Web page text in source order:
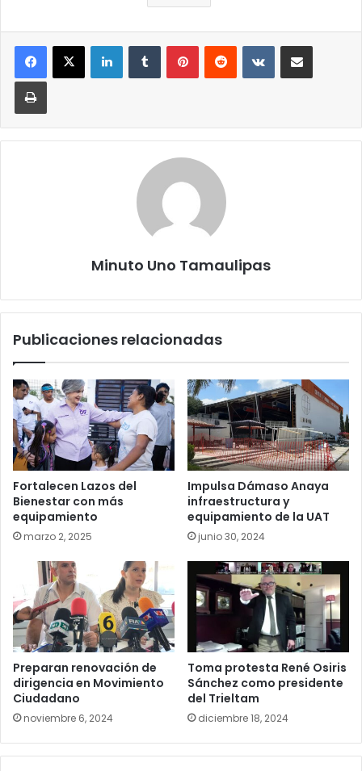
LinkedInTumblrPinterestReddit VKontakteCompartir por correo
Imprimir
Minuto Uno Tamaulipas
Publicaciones relacionadas
Fortalecen Lazos del
Bienestar con más
equipamiento
marzo 2, 2025
Impulsa Dámaso Anaya
infraestructura y
equipamiento de la UAT
junio 30, 2024
Preparan renovación de
dirigencia en Movimiento
Ciudadano
noviembre 6, 2024
Toma protesta René Osiris
Sánchez como presidente
del Trieltam
diciembre 18, 2024